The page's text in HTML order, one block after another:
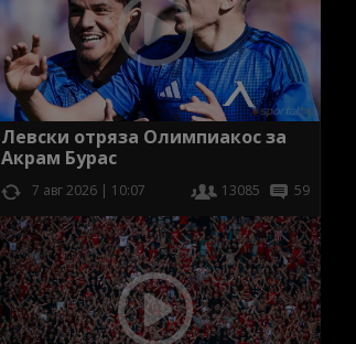
Левски отряза Олимпиакос за
Акрам Бурас
7 авг 2026 | 10:07 13085 59